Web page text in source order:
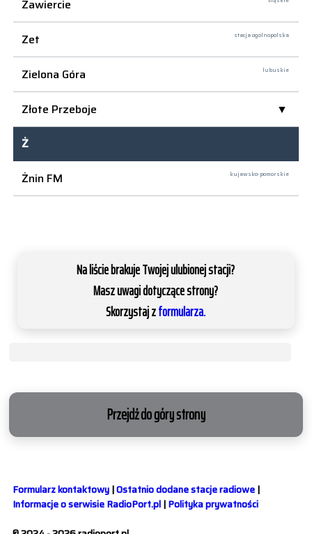
Zawiercie
Zet stacja ogólnopolska
Zielona Góra lubuskie
Złote Przeboje
Ż
Żnin FM
kujawsko-pomorskie
Na liście brakuje Twojej ulubionej stacji?
Masz uwagi dotyczące strony?
Skorzystaj zformularza.
Przejdź do góry strony
Formularz kontaktowy|Ostatnio dodane stacje radiowe|
Informacje o serwisie RadioPort.pl|Polityka prywatności